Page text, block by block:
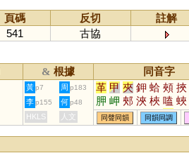
頁碼 反切
註解
541 古協
& 根據 同音字
黃 p7 周 p183 革 甲 夾 鉀 蛤 頰 挾
胛 岬 郟 浹 梜 嗑 蛺
脥 玾 唊 鵊 柙 韐 鞈
袷 舺
李 p155 何 p48
HKLS 人文 同聲同韻 同韻同調